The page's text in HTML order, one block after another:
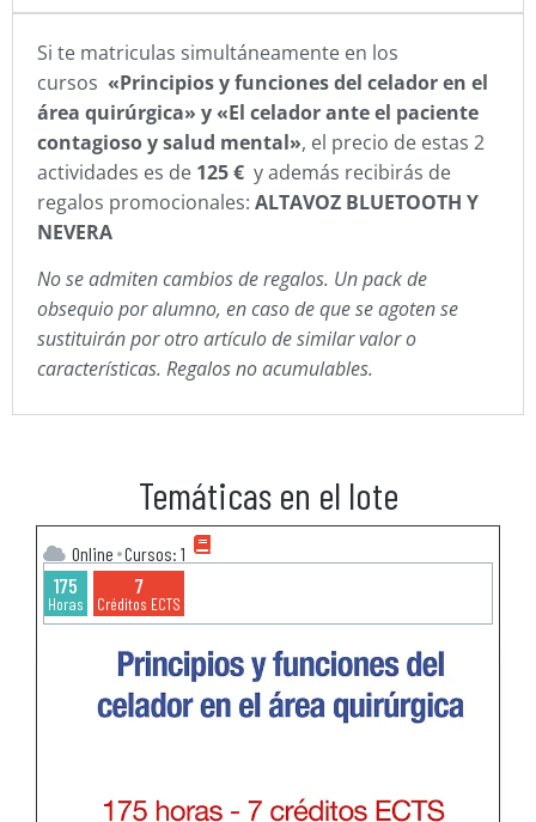
Si te matriculas simultáneamente en los
cursos «Principios y funciones del celador en el
área quirúrgica» y «El celador ante el paciente
contagioso y salud mental», el precio de estas 2
actividades es de 125 € y además recibirás de
regalos promocionales: ALTAVOZ BLUETOOTH Y
NEVERA
​No se admiten cambios de regalos. Un pack de
obsequio por alumno, en caso de que se agoten se
sustituirán por otro artículo de similar valor o
características.​ Regalos no acumulables.
Temáticas en el lote
Online Cursos: 1
175
Horas
7
Créditos ECTS